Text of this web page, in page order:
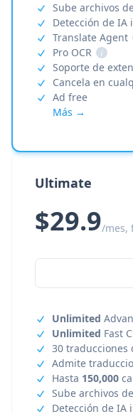
Sube archivos
Detección de IA
Translate Agent
Pro OCR
i
Soporte de
Cancela en
Ad free
Más →
Ultimate
$29.9/mes,
Unlimited
Unlimited Fast
30 traducciones
Admite
Hasta 150,000
Sube archivos
Detección de IA